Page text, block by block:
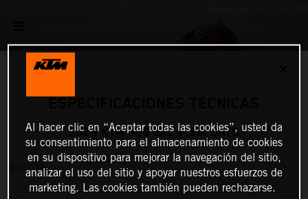
2024 KTM 500 EXC-F SIX DAYS
MOTOR
Al hacer clic en “Aceptar todas las cookies”, usted da
su consentimiento para el almacenamiento de cookies
en su dispositivo para mejorar la navegación del sitio,
analizar el uso del sitio y apoyar nuestros esfuerzos de
marketing. Las cookies también pueden rechazarse.